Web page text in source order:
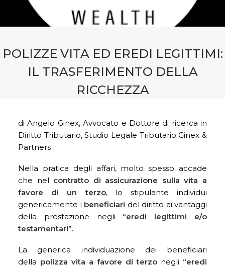
POLIZZE VITA ED EREDI LEGITTIMI:
IL TRASFERIMENTO DELLA
RICCHEZZA
di Angelo Ginex, Avvocato e Dottore di ricerca in
Diritto Tributario, Studio Legale Tributario Ginex &
Partners
Nella pratica degli affari, molto spesso accade
che nel contratto di assicurazione sulla vita a
favore di un terzo, lo stipulante individui
genericamente i beneficiari del diritto ai vantaggi
della prestazione negli “eredi legittimi e/o
testamentari”.
La generica individuazione dei beneficiari
della polizza vita a favore di terzo negli “eredi